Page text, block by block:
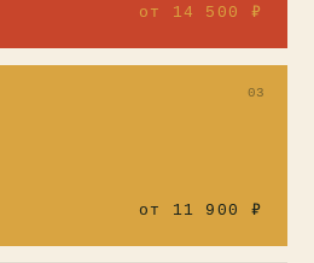
от 14 500 ₽
03
от 11 900 ₽